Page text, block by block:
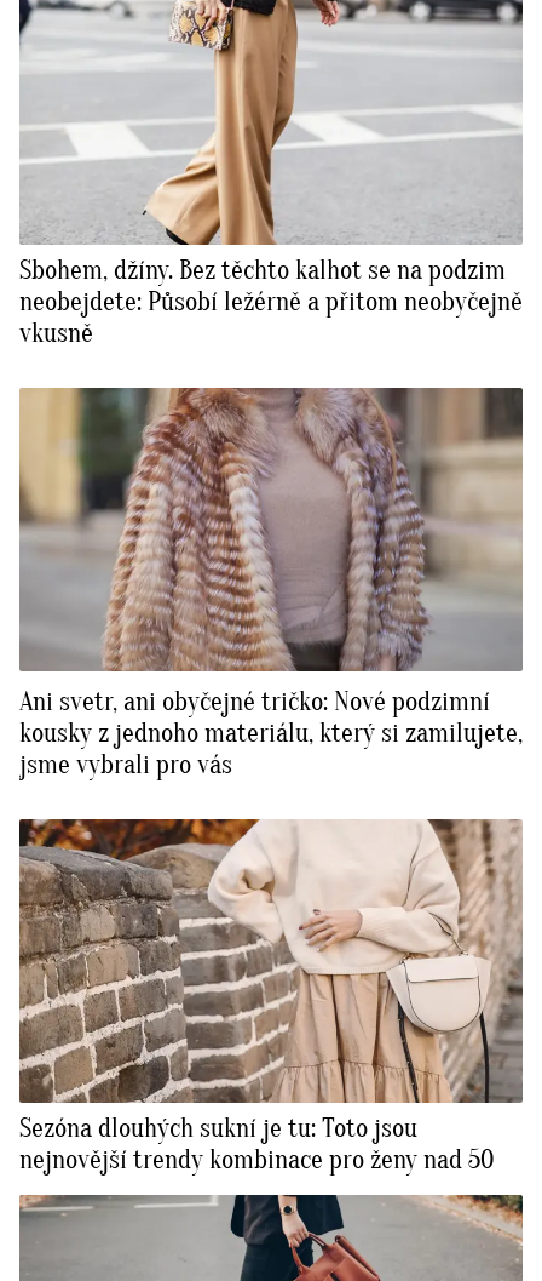
Sbohem, džíny. Bez těchto kalhot se na podzim
neobejdete: Působí ležérně a přitom neobyčejně
vkusně
Ani svetr, ani obyčejné tričko: Nové podzimní
kousky z jednoho materiálu, který si zamilujete,
jsme vybrali pro vás
Sezóna dlouhých sukní je tu: Toto jsou
nejnovější trendy kombinace pro ženy nad 50